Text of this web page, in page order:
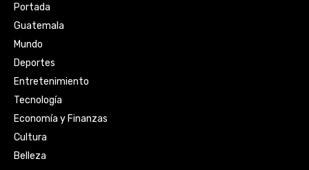
Portada
Guatemala
Mundo
Deportes
Entretenimiento
Tecnología
Economía y Finanzas
Cultura
Belleza